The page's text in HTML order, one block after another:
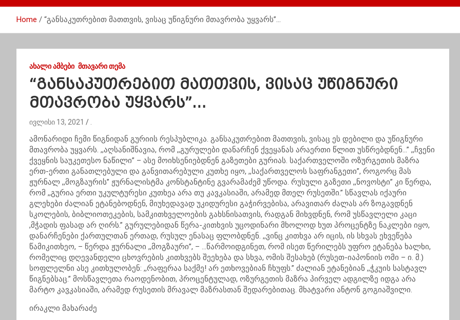
Home “განსაკუთრებით მათთვის, ვისაც უწიგნური მთავრობა უყვარს”…
ᲐᲮᲐᲚᲘ ᲐᲛᲑᲔᲑᲘ ᲛᲗᲐᲕᲐᲠᲘ ᲗᲔᲛᲐ
“განსაკუთრებით მათთვის, ვისაც უწიგნური
მთავრობა უყვარს”…
ივლისი 13, 2021
ამონარიდი ჩემი წიგნიდან გურიის რესპუბლიკა. განსაკუთრებით მათთვის, ვისაც ეს დებილი და უწიგნური
მთავრობა უყვარს. ,,აღსანიშნავია, რომ ,,გურულები დანარჩენ ქვეყანას არაერთი წლით უსწრებდნენ…” ,,ჩვენი
ქვეყნის საუკეთესო ნაწილი” – ასე მოიხსენიებდნენ გაზეთები გურიას. საქართველოში ოზურგეთის მაზრა
ერთ-ერთი განათლებული და განვითარებული კუთხე იყო, ,,საქართველოს საფრანგეთი”, როგორც მას
ჟურნალ ,,მოგზაურის” ჟურნალისტმა კონსტანტინე გვარამაძემ უწოდა. რუსული გაზეთი ,,ნოვოსტი” კი წერდა,
რომ ,,გურია ერთი უკულტურესი კუთხეა არა თუ კავკასიაში, არამედ მთელ რუსეთში.” სწავლას იქაური
გლეხები ძალიან ეტანებოდნენ, მიუხედავად უკიდურესი გაჭირვებისა, არავითარ ძალას არ ზოგავდნენ
სკოლების, ბიბლიოთეკების, სამკითხველოების გახსნისათვის, რადგან მიხვდნენ, რომ უსწავლელი კაცი
,მჭადის ფასად არ ღირს.” გურულებიდან წერა-კითხვის უცოდინარი მხოლოდ ხუთ პროცენტზე ნაკლები იყო,
დანარჩენები ქართულთან ერთად, რუსულ ენასაც ფლობდნენ. ,,ვინც კითხვა არ იცის, ის სხვას ეხვეწება
წამიკითხეო, – წერდა ჟურნალი ,,მოგზაური”, – …წარმოიდგინეთ, რომ ისეთ წერილებს უფრო ეტანება ხალხი,
რომელიც დღევანდელი ცხოვრების კითხვებს შეეხება და სხვა, ომის შესახებ (რუსეთ-იაპონიის ომი – ი. მ.)
სოფლელნი ასე კითხულობენ: ,,რაფერაა საქმე! არ ეთხოვებიან ჩხუფს.” ძალიან ეტანებიან ,,ჭკუის სასტავლ
წიგნებსაც.” მოსწავლეთა რაოდენობით, პროცენტულად, ოზურგეთის მაზრა პირველ ადგილზე იდგა არა
მარტო კავკასიაში, არამედ რუსეთის მრავალ მაზრასთან შედარებითაც. მხატვარი ანტონ გოგიაშვილი.
ირაკლი მახარაძე